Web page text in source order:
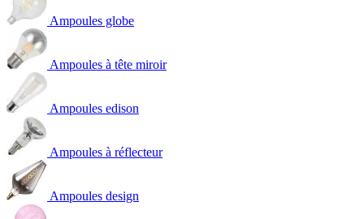
Ampoules globe
Ampoules à tête miroir
Ampoules edison
Ampoules à réflecteur
Ampoules design